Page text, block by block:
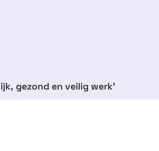
gezond en veilig werk’